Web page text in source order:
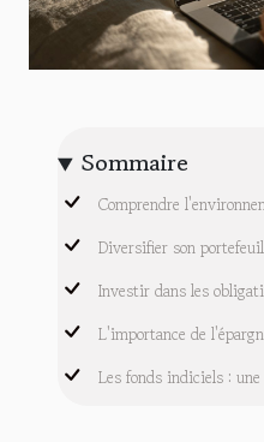
Sommaire
Comprendre
Diversifier son
Investir dans les
L'importance de
Les fonds indiciels :